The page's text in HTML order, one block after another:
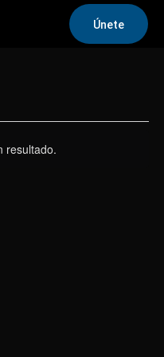
Únete
resultado.